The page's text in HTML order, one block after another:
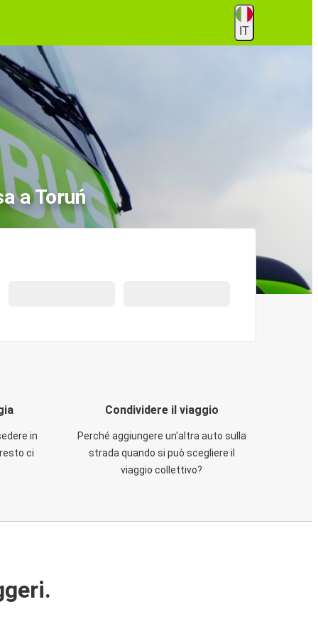
IT
a Toruń
in
ci
Condividere il viaggio
Perché aggiungere un'altra auto sulla
strada quando si può scegliere il
viaggio collettivo?